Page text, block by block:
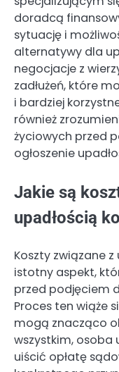
doradcą
sytuację i
alternatywy dla
negocjacje z
zadłużeń, które
i bardziej
również
życiowych przed
ogłoszenie
Jakie są
upadłością
Koszty związane
istotny aspekt,
przed podjęciem
Proces ten wiąże
mogą znacząco
wszystkim, osoba
uiścić opłatę